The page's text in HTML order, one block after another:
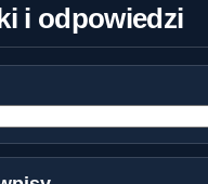
i odpowiedzi